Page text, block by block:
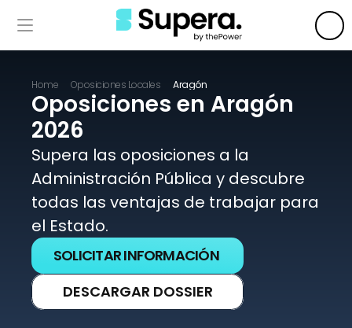
Home Oposiciones Locales Aragón
Oposiciones en Aragón
2026
Supera las oposiciones a la
Administración Pública y descubre
todas las ventajas de trabajar para
el Estado.
SOLICITAR INFORMACIÓN
DESCARGAR DOSSIER